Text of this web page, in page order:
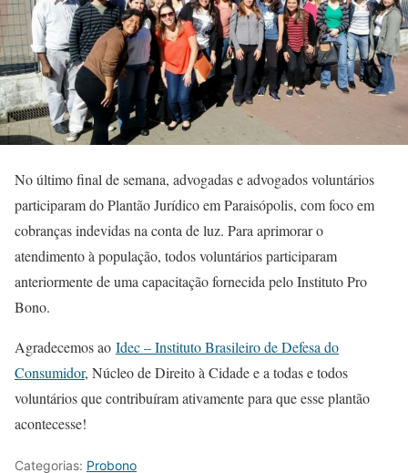
No último final de semana, advogadas e advogados voluntários
participaram do Plantão Jurídico em Paraisópolis, com foco em
cobranças indevidas na conta de luz. Para aprimorar o
atendimento à população, todos voluntários participaram
anteriormente de uma capacitação fornecida pelo Instituto Pro
Bono.
Agradecemos ao Idec – Instituto Brasileiro de Defesa do
Consumidor, Núcleo de Direito à Cidade e a todas e todos
voluntários que contribuíram ativamente para que esse plantão
acontecesse!
Categorias: Probono